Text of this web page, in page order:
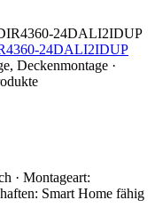
24DALI2IDUP
Deckenmontage ·
· Montageart:
Smart Home fähig